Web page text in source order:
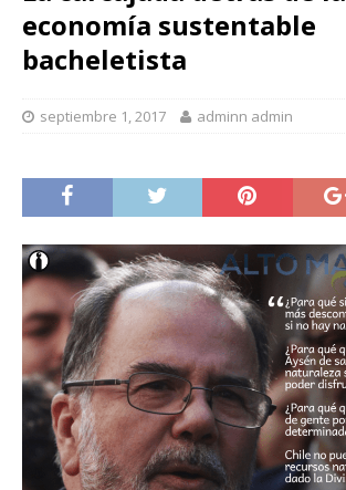
economía sustentable
bacheletista
septiembre 1, 2017 adminn admin